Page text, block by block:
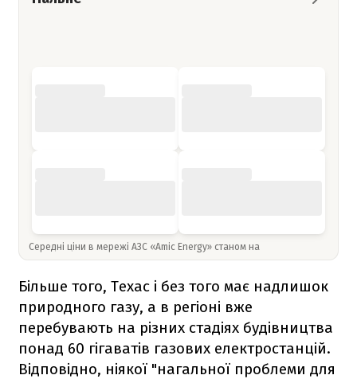
Середні ціни в мережі АЗС «Amic Energy» станом на
Більше того, Техас і без того має надлишок
природного газу, а в регіоні вже
перебувають на різних стадіях будівництва
понад 60 гігаватів газових електростанцій.
Відповідно, ніякої "нагальної проблеми для